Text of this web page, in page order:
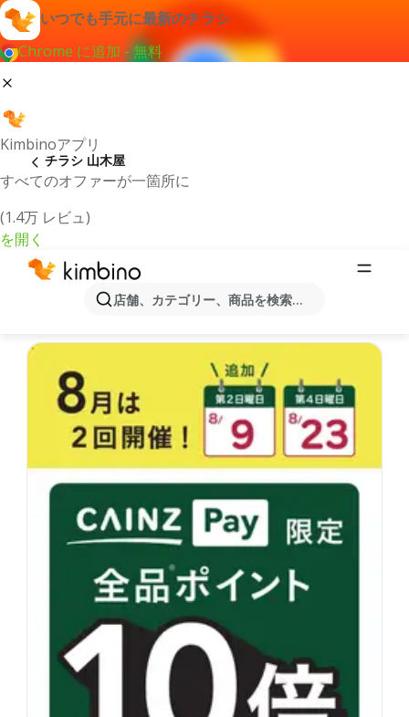
いつでも手元に最新のチラシ
Chrome に追加 - 無料
Kimbinoアプリ
すべてのオファーが一箇所に
(1.4万 レビュ)
を開く
店舗、カテゴリー、商品を検索...
チラシ 山木屋
最新のチラシとオファー山木屋